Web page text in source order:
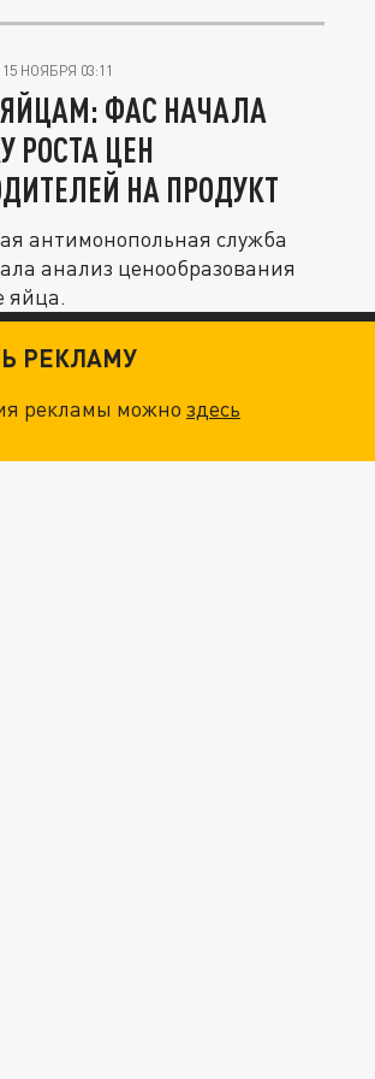
15 НОЯБРЯ 03:11
ФАС НАЧАЛА
РОСТА ЦЕН
НА ПРОДУКТ
антимонопольная служба
анализ ценообразования
яйца.
РЕКЛАМУ
рекламы можноздесь